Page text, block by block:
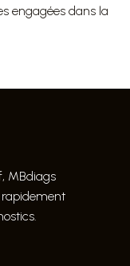
engagées dans la
MBdiags